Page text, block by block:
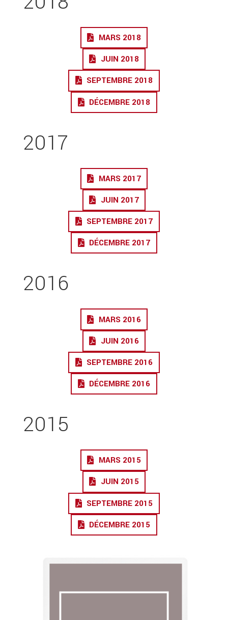
MARS 2018
JUIN 2018
SEPTEMBRE 2018
DÉCEMBRE 2018
2017
MARS 2017
JUIN 2017
SEPTEMBRE 2017
DÉCEMBRE 2017
2016
MARS 2016
JUIN 2016
SEPTEMBRE 2016
DÉCEMBRE 2016
2015
MARS 2015
JUIN 2015
SEPTEMBRE 2015
DÉCEMBRE 2015